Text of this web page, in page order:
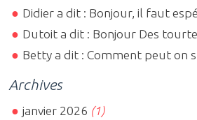
Didier a dit : Bonjour, il faut
Dutoit a dit : Bonjour Des
Betty a dit : Comment peut on
Archives
janvier 2026 (1)